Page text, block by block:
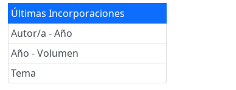
Últimas Incorporaciones
Autor/a - Año
Año - Volumen
Tema